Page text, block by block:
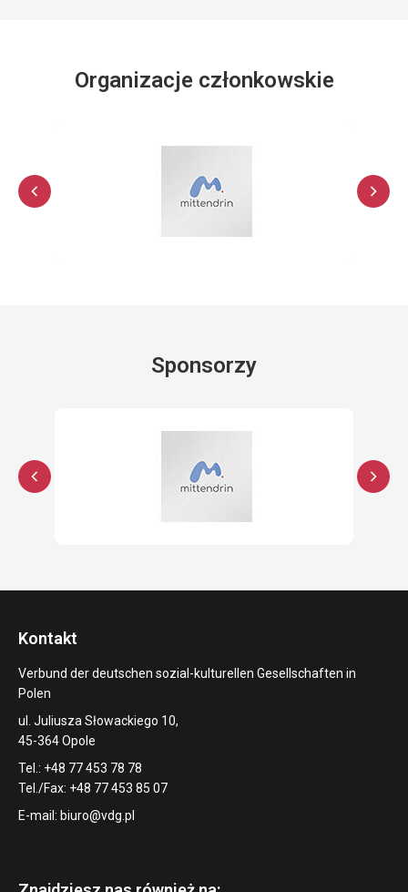
Organizacje członkowskie
Sponsorzy
Kontakt
Verbund der deutschen sozial-kulturellen Gesellschaften in
Polen
ul. Juliusza Słowackiego 10,
45-364 Opole
Tel.: +48 77 453 78 78
Tel./Fax: +48 77 453 85 07
E-mail: biuro@vdg.pl